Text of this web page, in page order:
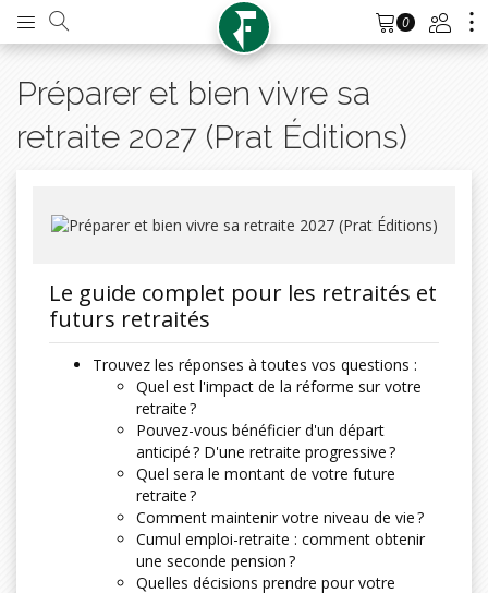
0
Préparer et bien vivre sa
retraite 2027 (Prat Éditions)
Le guide complet pour les retraités et
futurs retraités
Trouvez les réponses à toutes vos questions :
Quel est l'impact de la réforme sur votre
retraite ?
Pouvez-vous bénéficier d'un départ
anticipé ? D'une retraite progressive ?
Quel sera le montant de votre future
retraite ?
Comment maintenir votre niveau de vie ?
Cumul emploi-retraite : comment obtenir
une seconde pension ?
Quelles décisions prendre pour votre